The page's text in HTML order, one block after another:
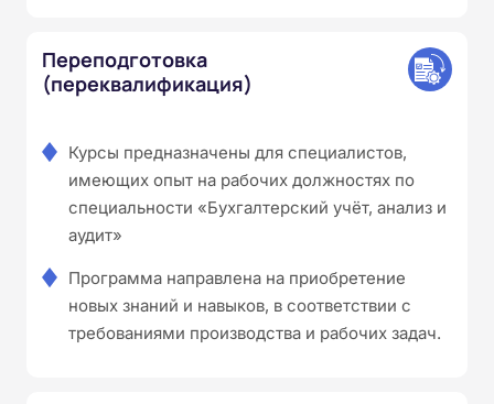
Переподготовка
(переквалификация)
Курсы предназначены для специалистов,
имеющих опыт на рабочих должностях по
специальности «Бухгалтерский учёт, анализ и
аудит»
Программа направлена на приобретение
новых знаний и навыков, в соответствии с
требованиями производства и рабочих задач.